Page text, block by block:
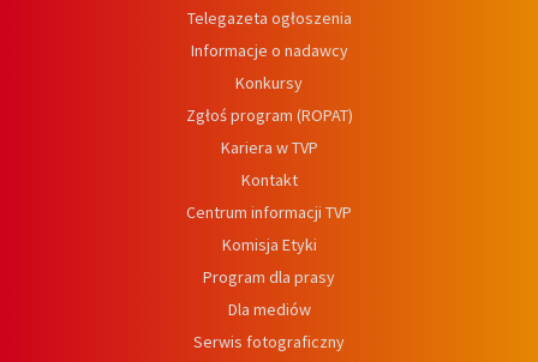
Telegazeta ogłoszenia
Informacje o nadawcy
Konkursy
Zgłoś program (ROPAT)
Kariera w TVP
Kontakt
Centrum informacji TVP
Komisja Etyki
Program dla prasy
Dla mediów
Serwis fotograficzny